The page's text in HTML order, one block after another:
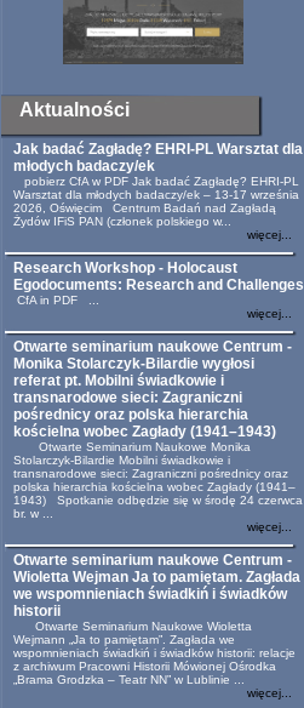
Aktualności
Jak badać Zagładę? EHRI-PL Warsztat dla
młodych badaczy/ek
pobierz CfA w PDF Jak badać Zagładę? EHRI-PL
Warsztat dla młodych badaczy/ek – 13-17 września
2026, Oświęcim Centrum Badań nad Zagładą
Żydów IFiS PAN (członek polskiego w...
więcej...
Research Workshop - Holocaust
Egodocuments: Research and Challenges
CfA in PDF ...
więcej...
Otwarte seminarium naukowe Centrum -
Monika Stolarczyk-Bilardie wygłosi
referat pt. Mobilni świadkowie i
transnarodowe sieci: Zagraniczni
pośrednicy oraz polska hierarchia
kościelna wobec Zagłady (1941–1943)
Otwarte Seminarium Naukowe Monika
Stolarczyk-Bilardie Mobilni świadkowie i
transnarodowe sieci: Zagraniczni pośrednicy oraz
polska hierarchia kościelna wobec Zagłady (1941–
1943) Spotkanie odbędzie się w środę 24 czerwca
br. w ...
więcej...
Otwarte seminarium naukowe Centrum -
Wioletta Wejman Ja to pamiętam. Zagłada
we wspomnieniach świadkiń i świadków
historii
Otwarte Seminarium Naukowe Wioletta
Wejmann „Ja to pamiętam”. Zagłada we
wspomnieniach świadkiń i świadków historii: relacje
z archiwum Pracowni Historii Mówionej Ośrodka
„Brama Grodzka – Teatr NN” w Lublinie ...
więcej...